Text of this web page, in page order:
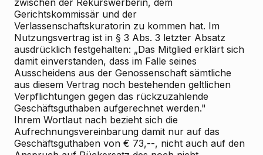
zwischen der Rekurswerberin, dem
Gerichtskommissär und der
Verlassenschaftskuratorin zu kommen hat. Im
Nutzungsvertrag ist in § 3 Abs. 3 letzter Absatz
ausdrücklich festgehalten: „Das Mitglied erklärt sich
damit einverstanden, dass im Falle seines
Ausscheidens aus der Genossenschaft sämtliche
aus diesem Vertrag noch bestehenden geltlichen
Verpflichtungen gegen das rückzuzahlende
Geschäftsguthaben aufgerechnet werden."
Ihrem Wortlaut nach bezieht sich die
Aufrechnungsvereinbarung damit nur auf das
Geschäftsguthaben von € 73,--, nicht auch auf den